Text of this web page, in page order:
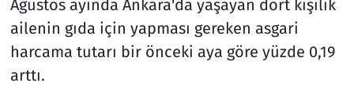
Ağustos ayında Ankara'da yaşayan dört kişilik
ailenin gıda için yapması gereken asgari
harcama tutarı bir önceki aya göre yüzde 0,19
arttı.